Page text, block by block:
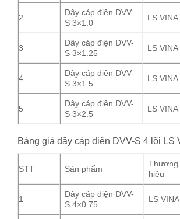
2
Dây cáp điện DVV-
S 3×1.0
LS VINA
3
Dây cáp điện DVV-
S 3×1.25
LS VINA
4
Dây cáp điện DVV-
S 3×1.5
LS VINA
5
Dây cáp điện DVV-
S 3×2.5
LS VINA
Bảng giá dây cáp điện DVV-S 4 lõi LS
STT Sản phẩm
Thương
hiệu
1
Dây cáp điện DVV-
S 4×0.75
LS VINA